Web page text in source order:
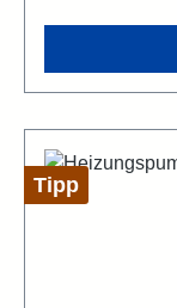
Tipp